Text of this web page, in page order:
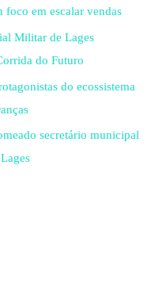
foco em escalar vendas
Militar de Lages
do Futuro
do ecossistema
secretário municipal